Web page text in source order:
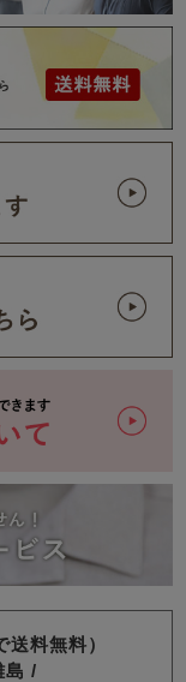
料無料）
島 /